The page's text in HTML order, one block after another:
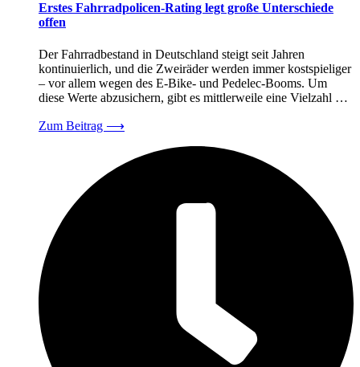
Erstes Fahrradpolicen-Rating legt große Unterschiede
offen
Der Fahrradbestand in Deutschland steigt seit Jahren
kontinuierlich, und die Zweiräder werden immer kostspieliger
– vor allem wegen des E-Bike- und Pedelec-Booms. Um
diese Werte abzusichern, gibt es mittlerweile eine Vielzahl …
Zum Beitrag ⟶